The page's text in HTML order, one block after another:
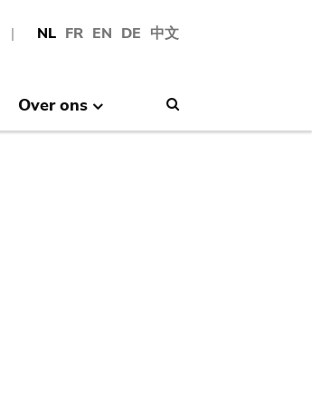
NL FR EN DE 中文
Over ons